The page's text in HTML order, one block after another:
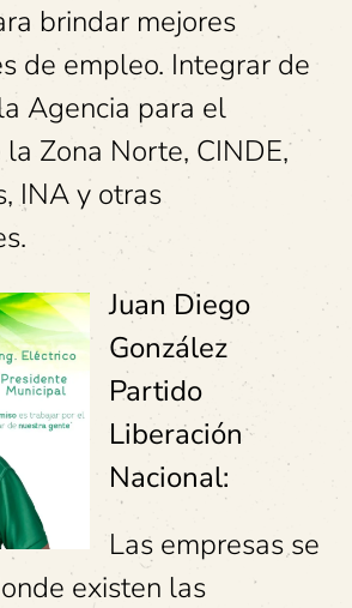
brindar mejores
de empleo. Integrar de
Agencia para el
Zona Norte, CINDE,
INA y otras
Juan Diego
González
Partido
Liberación
Nacional:
Las empresas se
existen las